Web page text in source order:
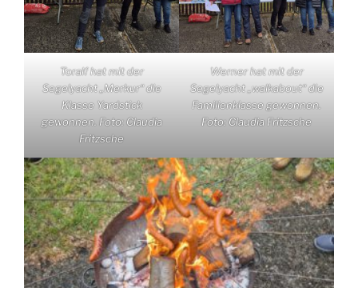
Toralf hat mit der
Segelyacht „Merkur“ die
Klasse Yardstick
gewonnen. Foto: Claudia
Fritzsche
Werner hat mit der
Segelyacht „walkabout“ die
Familienklasse gewonnen.
Foto: Claudia Fritzsche